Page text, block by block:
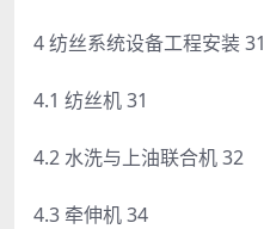
4 纺丝系统设备工程安装 31
4.1 纺丝机 31
4.2 水洗与上油联合机 32
4.3 牵伸机 34